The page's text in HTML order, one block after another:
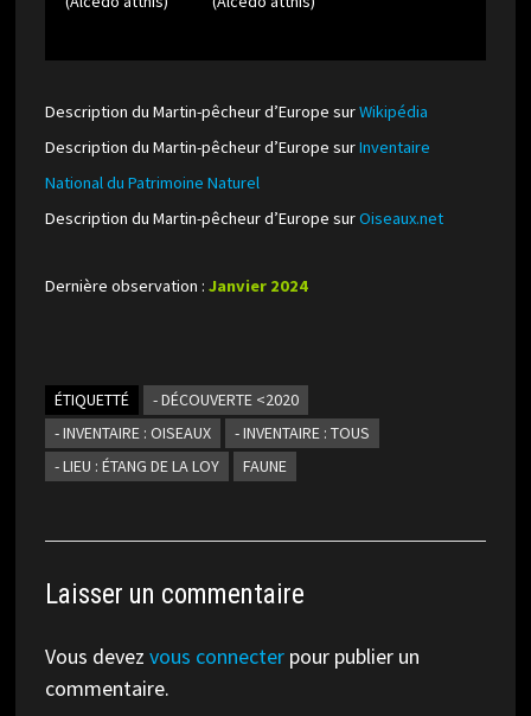
Description du Martin-pêcheur d’Europe surWikipédia
Description du Martin-pêcheur d’Europe surInventaire
National du Patrimoine Naturel
Description du Martin-pêcheur d’Europe surOiseaux.net
Dernière observation : Janvier 2024
ÉTIQUETTÉ
- DÉCOUVERTE <2020
- INVENTAIRE : OISEAUX
- INVENTAIRE : TOUS
- LIEU : ÉTANG DE LA LOY
FAUNE
Laisser un commentaire
Vous devez vous connecterpour publier un
commentaire.